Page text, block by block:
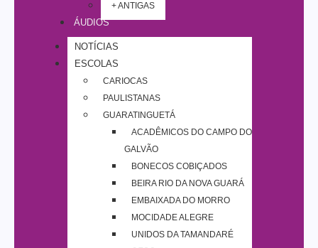
+ ANTIGAS
ÁUDIOS
NOTÍCIAS
ESCOLAS
CARIOCAS
PAULISTANAS
GUARATINGUETÁ
ACADÊMICOS DO CAMPO DO
GALVÃO
BONECOS COBIÇADOS
BEIRA RIO DA NOVA GUARÁ
EMBAIXADA DO MORRO
MOCIDADE ALEGRE
UNIDOS DA TAMANDARÉ